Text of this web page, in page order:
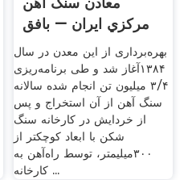
مركزي ايران – بافق
بهره‌برداری از این معدن در سال ‪
۱۳۸۴‬آغاز شد و طی برنامه‌ریزی
انجام شده سالانه ‪ ۳/۴‬میلیون تن
سنگ آهن از آن استخراج و پس
از خردایش در کارخانه سنگ
شکن با ابعاد کوچکتر از ‪
۳۰۰‬میلیمتر، توسط راه‌آهن به
کارخانه ...